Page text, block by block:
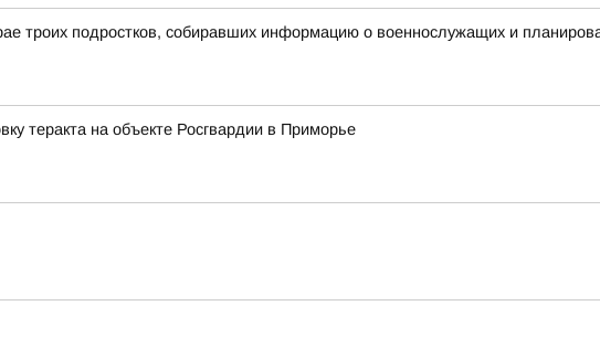
троих подростков, собиравших информацию о военнослужащих и
теракта на объекте Росгвардии в Приморье